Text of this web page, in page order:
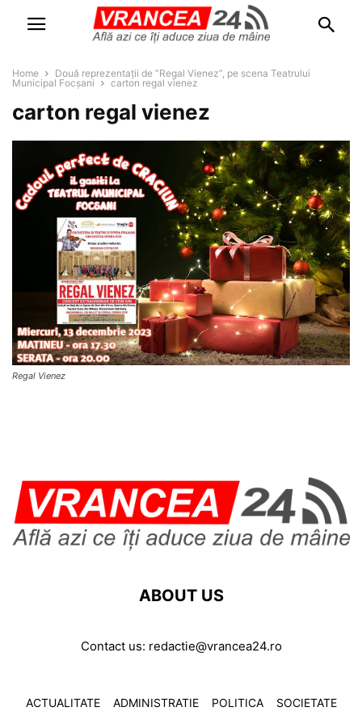
Home
Două reprezentații de ”Regal Vienez”, pe scena Teatrului
Municipal Focșani
carton regal vienez
carton regal vienez
Regal Vienez
ABOUT US
Contact us: redactie@vrancea24.ro
ACTUALITATE ADMINISTRATIE POLITICA SOCIETATE